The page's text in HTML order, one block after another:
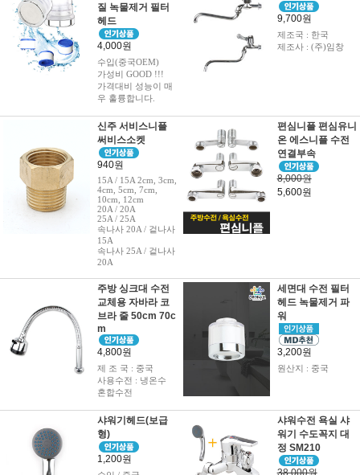
질 녹물제거 필터
헤드
4,000원
수입(중국OEM)
가성비 GOOD !!!
가격대비 성능이 매
우 훌륭합니다.
9,700원
제조국 : 한국
제조사 : (주)임창
신주 서비스니플
써비스소켓
940원
15A / 15A 2cm, 3cm,
4cm, 5cm, 7cm,
10cm, 12cm
20A / 20A
25A / 25A
속나사 20A / 겉나사
15A
속나사 25A / 겉나사
20A
편심니플 편심유니
온 에스니플 수전
연결부속
8,000원
5,600원
주방 싱크대 수전
교체용 자바라 코
브라 줄 50cm 70c
m
4,800원
제 조 국 : 중국
사용수전 : 냉온수
혼합수전
세면대 수전 필터
헤드 녹물제거 파
워
3,200원
원산지 : 중국
샤워기헤드(보급
형)
1,200원
샤워수전 욕실 샤
워기 수도꼭지 대
정 SM210
38,000원